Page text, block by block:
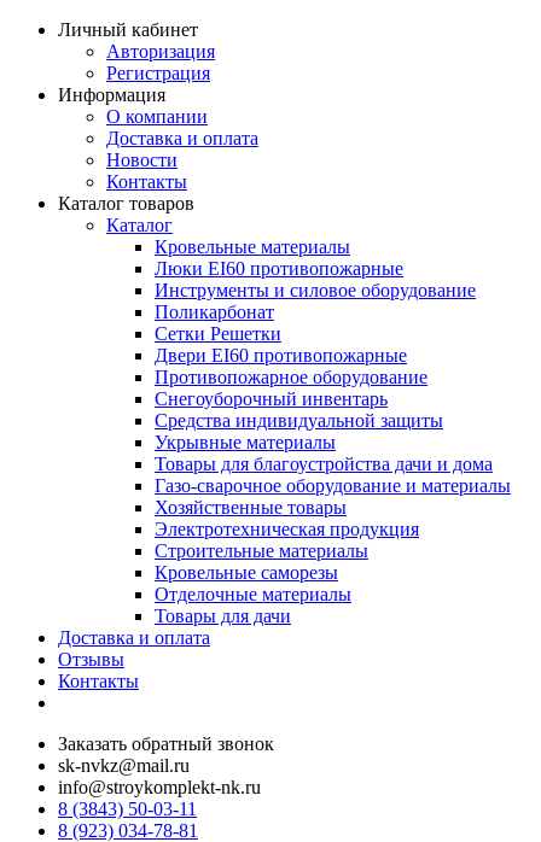
Личный кабинет
Авторизация
Регистрация
Информация
О компании
Доставка и оплата
Новости
Контакты
Каталог товаров
Каталог
Кровельные материалы
Люки EI60 противопожарные
Инструменты и силовое оборудование
Поликарбонат
Сетки Решетки
Двери EI60 противопожарные
Противопожарное оборудование
Снегоуборочный инвентарь
Средства индивидуальной защиты
Укрывные материалы
Товары для благоустройства дачи и дома
Газо-сварочное оборудование и материалы
Хозяйственные товары
Электротехническая продукция
Строительные материалы
Кровельные саморезы
Отделочные материалы
Товары для дачи
Доставка и оплата
Отзывы
Контакты
Заказать обратный звонок
sk-nvkz@mail.ru
info@stroykomplekt-nk.ru
8 (3843) 50-03-11
8 (923) 034-78-81